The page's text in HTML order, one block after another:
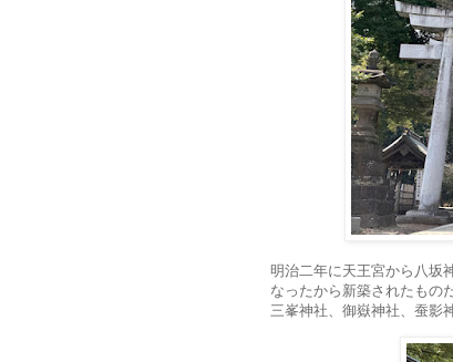
明治二年に天王宮から八坂
なったから新築されたもの
三峯神社、御嶽神社、蚕影